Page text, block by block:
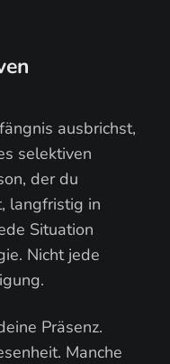
ausbrichst,
selektiven
der du
langfristig in
Situation
Nicht jede
Präsenz.
Manche